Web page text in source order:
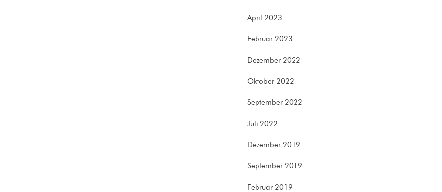
April 2023
Februar 2023
Dezember 2022
Oktober 2022
September 2022
Juli 2022
Dezember 2019
September 2019
Februar 2019